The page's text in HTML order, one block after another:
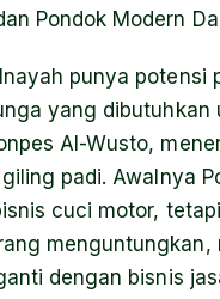
Pondok Modern
punya potensi
yang dibutuhkan
Al-Wusto,
padi. Awalnya
cuci motor,
menguntungkan,
dengan bisnis